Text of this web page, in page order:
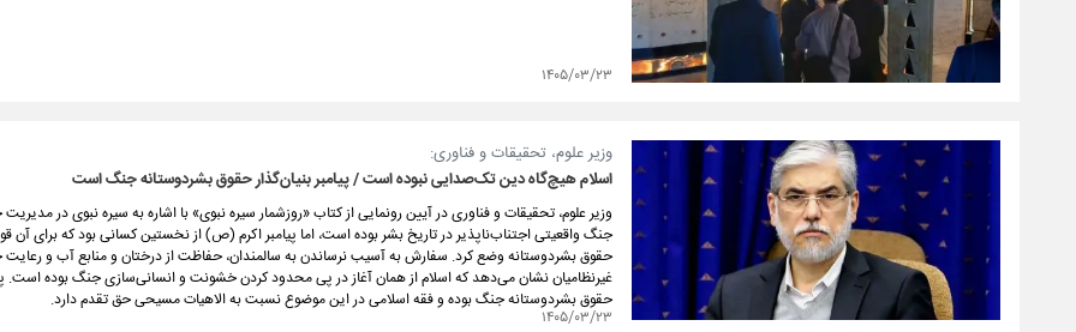
۱۴۰۵/۰۳/۲۳
وزیر علوم، تحقیقات و فناوری:
اسلام هیچ‌گاه دین تک‌صدایی نبوده است / پیامبر بنیان‌گذار حقوق‌ بشردوستانه جنگ است
وزیر علوم، تحقیقات و فناوری در آیین رونمایی از کتاب «روزشمار سیره نبوی» با اشاره به سیره نبوی در
جنگ واقعیتی اجتناب‌ناپذیر در تاریخ بشر بوده است، اما پیامبر اکرم (ص) از نخستین کسانی بود که برای آن
حقوق بشردوستانه وضع کرد. سفارش به آسیب نرساندن به سالمندان، حفاظت از درختان و منابع آب و
غیرنظامیان نشان می‌دهد که اسلام از همان آغاز در پی محدود کردن خشونت و انسانی‌سازی جنگ بوده است.
حقوق بشردوستانه جنگ بوده و فقه اسلامی در این موضوع نسبت به الاهیات مسیحی حق تقدم دارد.
۱۴۰۵/۰۳/۲۳